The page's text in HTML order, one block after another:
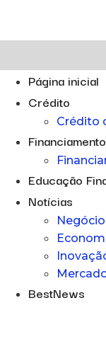
Página inicial
Crédito
Crédito
Financiamento
Educação
Notícias
BestNews